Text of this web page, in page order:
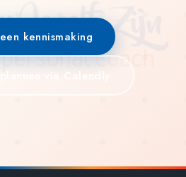
kennismaking
via Calendly